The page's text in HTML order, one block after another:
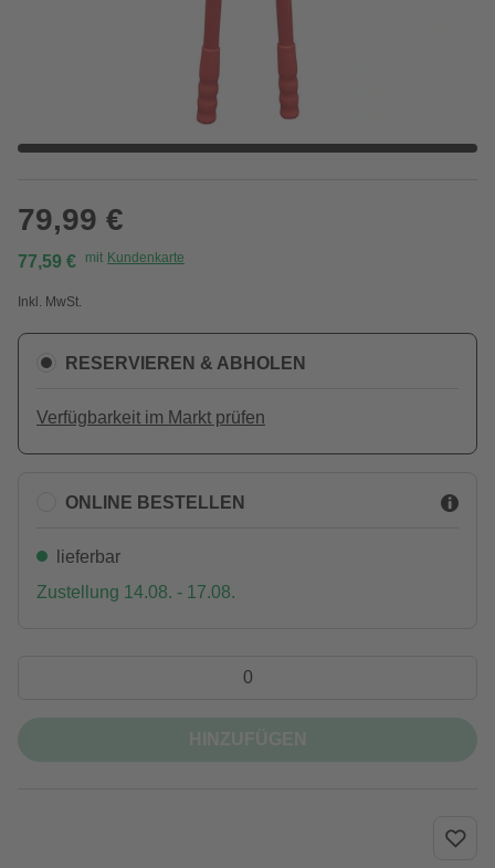
79,99 €
77,59 € mit Kundenkarte
Inkl. MwSt.
RESERVIEREN & ABHOLEN
Verfügbarkeit im Markt prüfen
ONLINE BESTELLEN
lieferbar
Zustellung 14.08. - 17.08.